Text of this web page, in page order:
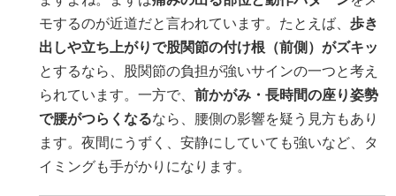
モするのが近道だと言われています。たとえば、 歩き
出しや立ち上がりで股関節の付け根（前側）がズキッ
とするなら、股関節の負担が強いサインの一つと考え
られています。一方で、 前かがみ・長時間の座り姿勢
で腰がつらくなるなら、腰側の影響を疑う見方もあり
ます。夜間にうずく、安静にしていても強いなど、タ
イミングも手がかりになります。